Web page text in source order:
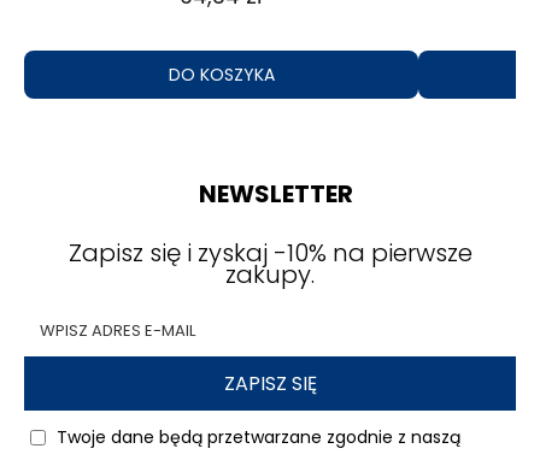
DO KOSZYKA
NEWSLETTER
Zapisz się i zyskaj -10% na pierwsze
zakupy.
ZAPISZ SIĘ
Twoje dane będą przetwarzane zgodnie z naszą